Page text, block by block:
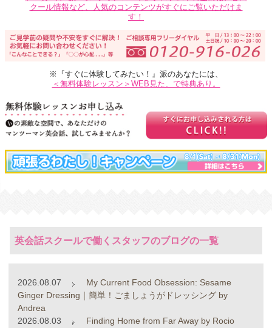
クール情報など、人気のコンテンツがすぐにご覧いただけま
す！
※『すぐに体験してみたい！』派のあなたには、
＜無料体験レッスン＞WEB見た、で特典あり。
英会話スクールで働くスタッフのブログの一覧
2026.08.07
My Current Food Obsession: Sesame
Ginger Dressing｜簡単！ごましょうがドレッシング by
Andrea
2026.08.03
Finding Home from Far Away by Rocio